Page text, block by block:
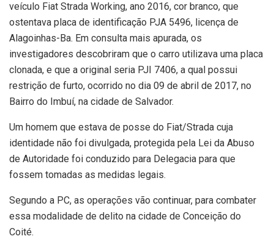
veículo Fiat Strada Working, ano 2016, cor branco, que
ostentava placa de identificação PJA 5496, licença de
Alagoinhas-Ba. Em consulta mais apurada, os
investigadores descobriram que o carro utilizava uma placa
clonada, e que a original seria PJI 7406, a qual possui
restrição de furto, ocorrido no dia 09 de abril de 2017, no
Bairro do Imbuí, na cidade de Salvador.
Um homem que estava de posse do Fiat/Strada cuja
identidade não foi divulgada, protegida pela Lei da Abuso
de Autoridade foi conduzido para Delegacia para que
fossem tomadas as medidas legais.
Segundo a PC, as operações vão continuar, para combater
essa modalidade de delito na cidade de Conceição do
Coité.